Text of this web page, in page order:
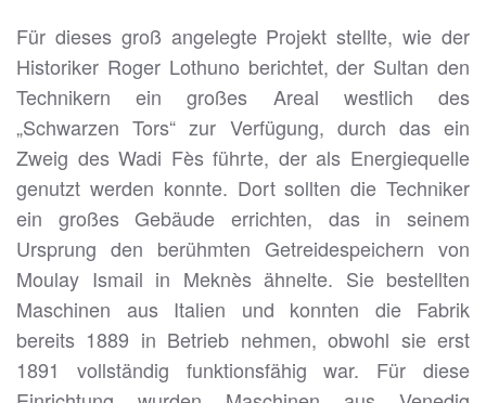
Für dieses groß angelegte Projekt stellte, wie der
Historiker Roger Lothuno berichtet, der Sultan den
Technikern ein großes Areal westlich des
„Schwarzen Tors“ zur Verfügung, durch das ein
Zweig des Wadi Fès führte, der als Energiequelle
genutzt werden konnte. Dort sollten die Techniker
ein großes Gebäude errichten, das in seinem
Ursprung den berühmten Getreidespeichern von
Moulay Ismail in Meknès ähnelte. Sie bestellten
Maschinen aus Italien und konnten die Fabrik
bereits 1889 in Betrieb nehmen, obwohl sie erst
1891 vollständig funktionsfähig war. Für diese